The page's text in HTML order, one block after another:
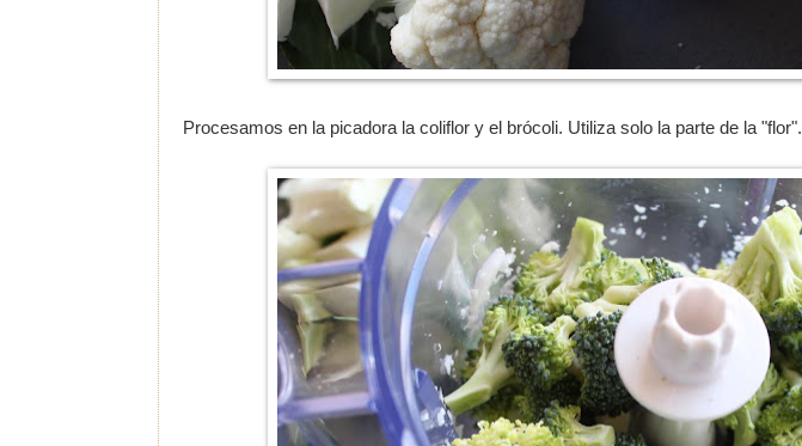
Procesamos en la picadora la coliflor y el brócoli. Utiliza solo la parte de la "flor".